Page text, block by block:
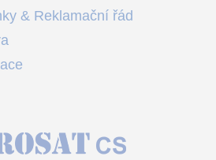
& Reklamační řád